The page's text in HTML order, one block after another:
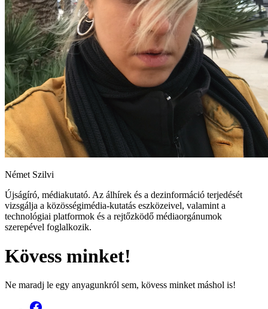
Német Szilvi
Újságíró, médiakutató. Az álhírek és a dezinformáció terjedését
vizsgálja a közösségimédia-kutatás eszközeivel, valamint a
technológiai platformok és a rejtőzködő médiaorgánumok
szerepével foglalkozik.
Kövess minket!
Ne maradj le egy anyagunkról sem, kövess minket máshol is!